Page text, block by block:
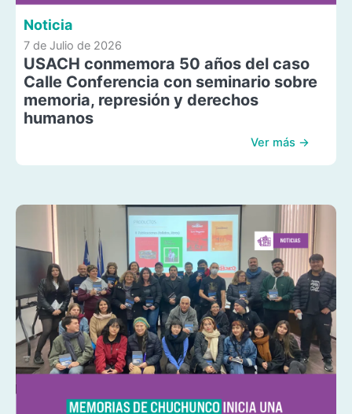
Noticia
7 de Julio de 2026
USACH conmemora 50 años del caso
Calle Conferencia con seminario sobre
memoria, represión y derechos
humanos
Ver más →